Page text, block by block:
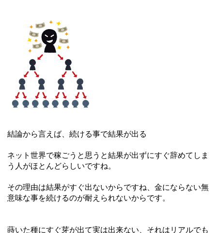
結論から言えば、続ける事で結果が出る
ネット世界で稼ごうと思うと結果が出ずにすぐ辞めてしま
う人がほとんどらしいですね。
その理由は結果がすぐ出ないからですね、金にならない無
意味な事を続けるのが耐えられないからです。
蒔いた種にすぐ芽が出て実は出来ない、それはリアルでも